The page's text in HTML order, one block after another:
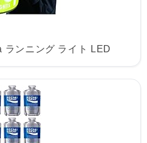
ランニング ライト LED